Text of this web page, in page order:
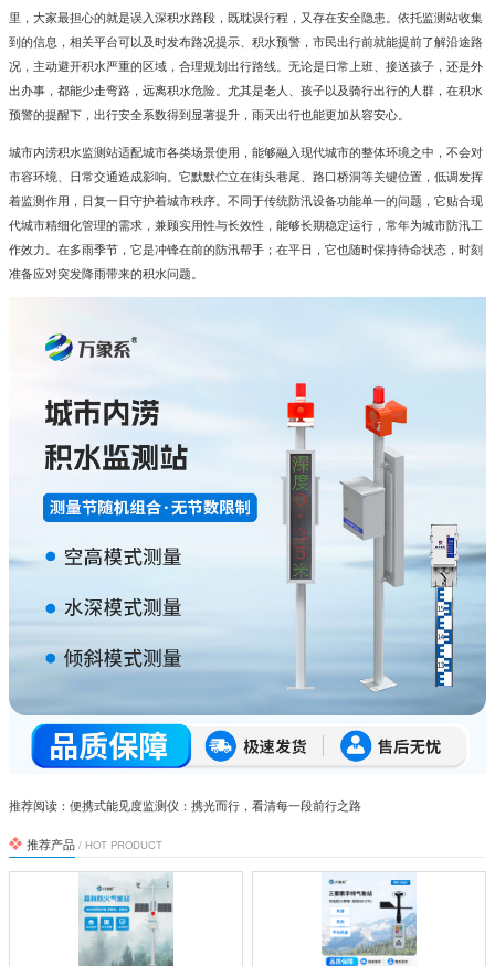
里，大家最担心的就是误入深积水路段，既耽误行程，又存在安全隐患。依托监测站收集
到的信息，相关平台可以及时发布路况提示、积水预警，市民出行前就能提前了解沿途路
况，主动避开积水严重的区域，合理规划出行路线。无论是日常上班、接送孩子，还是外
出办事，都能少走弯路，远离积水危险。尤其是老人、孩子以及骑行出行的人群，在积水
预警的提醒下，出行安全系数得到显著提升，雨天出行也能更加从容安心。
城市内涝积水监测站适配城市各类场景使用，能够融入现代城市的整体环境之中，不会对
市容环境、日常交通造成影响。它默默伫立在街头巷尾、路口桥洞等关键位置，低调发挥
着监测作用，日复一日守护着城市秩序。不同于传统防汛设备功能单一的问题，它贴合现
代城市精细化管理的需求，兼顾实用性与长效性，能够长期稳定运行，常年为城市防汛工
作效力。在多雨季节，它是冲锋在前的防汛帮手；在平日，它也随时保持待命状态，时刻
准备应对突发降雨带来的积水问题。
推荐阅读： 便携式能见度监测仪：携光而行，看清每一段前行之路
推荐产品 / HOT PRODUCT